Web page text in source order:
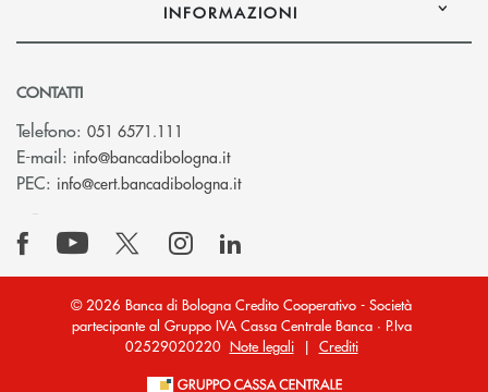
INFORMAZIONI
CONTATTI
Telefono: 051 6571.111
E-mail: info@bancadibologna.it(si apre l’app di posta elettronica)
PEC: info@cert.bancadibologna.it(si apre l’app di posta
© 2026 Banca di Bologna Credito Cooperativo - Società
partecipante al Gruppo IVA Cassa Centrale Banca · P.Iva
02529020220 Note legali| Crediti